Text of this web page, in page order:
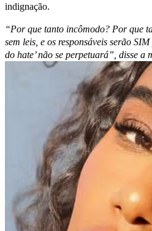
indignação.
“Por que tanto incômodo? Por que
sem leis, e os responsáveis serão
do hate’ não se perpetuará”, disse a